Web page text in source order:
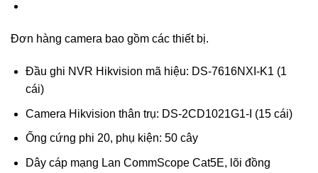
Đơn hàng camera bao gồm các thiết bị.
Đầu ghi NVR Hikvision mã hiệu: DS-7616NXI-K1 (1
cái)
Camera Hikvision thân trụ: DS-2CD1021G1-I (15 cái)
Ống cứng phi 20, phụ kiện: 50 cây
Dây cáp mạng Lan CommScope Cat5E, lõi đồng